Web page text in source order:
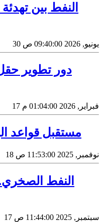
النفط بين
30 يونيو, 2026 09:40:00 ص
دور تطوير
17 فبراير, 2026 01:04:00 م
مستقبل قواعد
18 نوفمبر, 2025 11:53:00 ص
النفط
17 سبتمبر, 2025 11:44:00 ص